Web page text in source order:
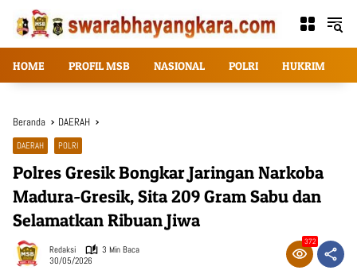
Langsung
konten
HOME PROFIL MSB NASIONAL POLRI HUKRIM
Beranda DAERAH
DAERAH POLRI
Polres Gresik Bongkar Jaringan Narkoba
Madura-Gresik, Sita 209 Gram Sabu dan
Selamatkan Ribuan Jiwa
Redaksi
3 Min Baca
30/05/2026
372